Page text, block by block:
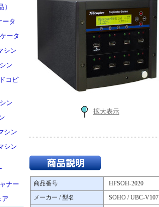
）
ータ
ータ
シン
ン
コピ
ン
シン
シン
ナー
ア
拡大表示
商品番号
HFSOH-2020
メーカー / 型名
SOHO / UBC-V107